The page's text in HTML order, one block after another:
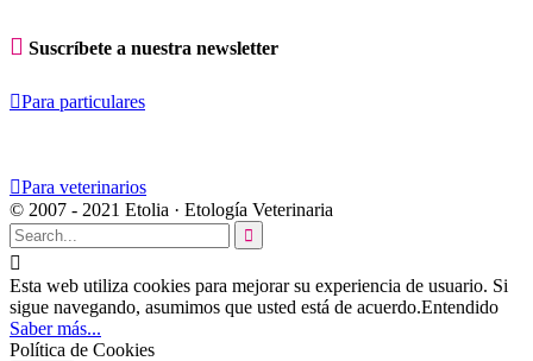
 Suscríbete a nuestra newsletter
Para particulares
Para veterinarios
© 2007 - 2021 Etolia · Etología Veterinaria


Esta web utiliza cookies para mejorar su experiencia de usuario. Si
sigue navegando, asumimos que usted está de acuerdo.Entendido
Saber más...
Política de Cookies